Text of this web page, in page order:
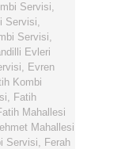
Servisi,
Servisi,
Servisi,
Evleri
, Evren
Kombi
, Fatih
Mahallesi
Mahallesi
Servisi, Ferah